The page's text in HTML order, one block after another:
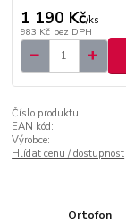
1 190 Kč/ks
983 Kč bez DPH
Číslo produktu:
EAN kód:
Výrobce:
Hlídat cenu / dostupnost
Ortofon